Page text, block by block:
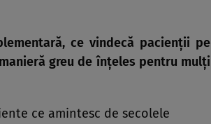
ce vindecă pacienţii pe
greu de înţeles pentru mulţi
ce amintesc de secolele